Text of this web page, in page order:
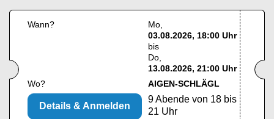
Wann?
Mo
03.08.2026, 18:00 Uhr
bis
Do
13.08.2026, 21:00 Uhr
Wo?
AIGEN-SCHLÄGL
9 Abende von 18 bis
21 Uhr
Details & Anmelden